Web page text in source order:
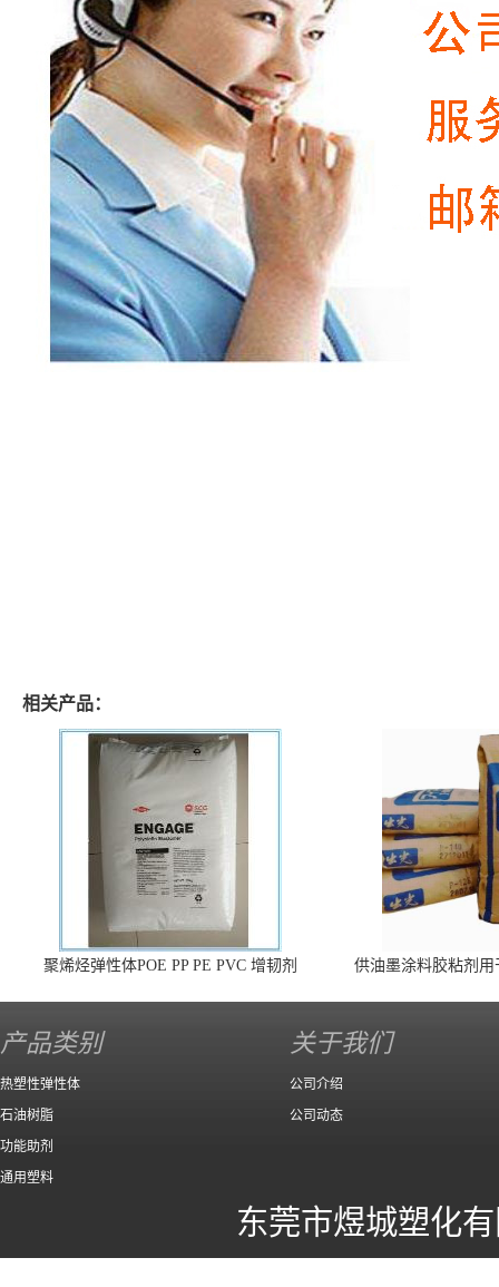
相关产品：
聚烯烃弹性体POE PP PE PVC 增韧剂
供油墨涂料胶粘剂
产品类别
热塑性弹性体
石油树脂
功能助剂
通用塑料
关于我们
公司介绍
公司动态
东莞市煜城塑化